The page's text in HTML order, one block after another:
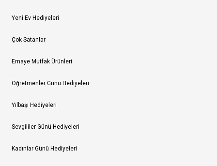
Yeni Ev Hediyeleri
Çok Satanlar
Emaye Mutfak Ürünleri
Öğretmenler Günü Hediyeleri
Yılbaşı Hediyeleri
Sevgililer Günü Hediyeleri
Kadınlar Günü Hediyeleri